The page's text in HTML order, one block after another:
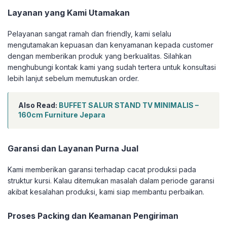
Layanan yang Kami Utamakan
Pelayanan sangat ramah dan friendly, kami selalu
mengutamakan kepuasan dan kenyamanan kepada customer
dengan memberikan produk yang berkualitas. Silahkan
menghubungi kontak kami yang sudah tertera untuk konsultasi
lebih lanjut sebelum memutuskan order.
Also Read: BUFFET SALUR STAND TV MINIMALIS –
160cm Furniture Jepara
Garansi dan Layanan Purna Jual
Kami memberikan garansi terhadap cacat produksi pada
struktur kursi. Kalau ditemukan masalah dalam periode garansi
akibat kesalahan produksi, kami siap membantu perbaikan.
Proses Packing dan Keamanan Pengiriman